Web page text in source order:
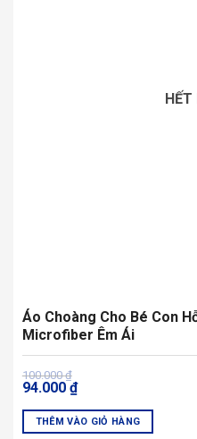
HẾT
Áo Choàng Cho Bé Con
Microfiber Êm Ái
100.000₫
Giá
gốc
100.000 ₫.
94.000 ₫
Giá
hiện
94.000 ₫.
THÊM VÀO GIỎ HÀNG